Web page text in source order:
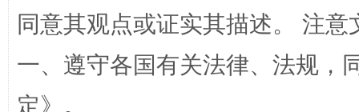
全民健身五年计划来了！等你上场
同意其观点或证实其描述。 注
一、遵守各国有关法律、法规，
定》。